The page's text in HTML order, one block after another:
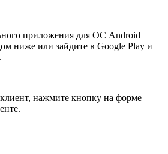
приложения для ОС Android
ниже или зайдите в Google Play и
нажмите кнопку на форме